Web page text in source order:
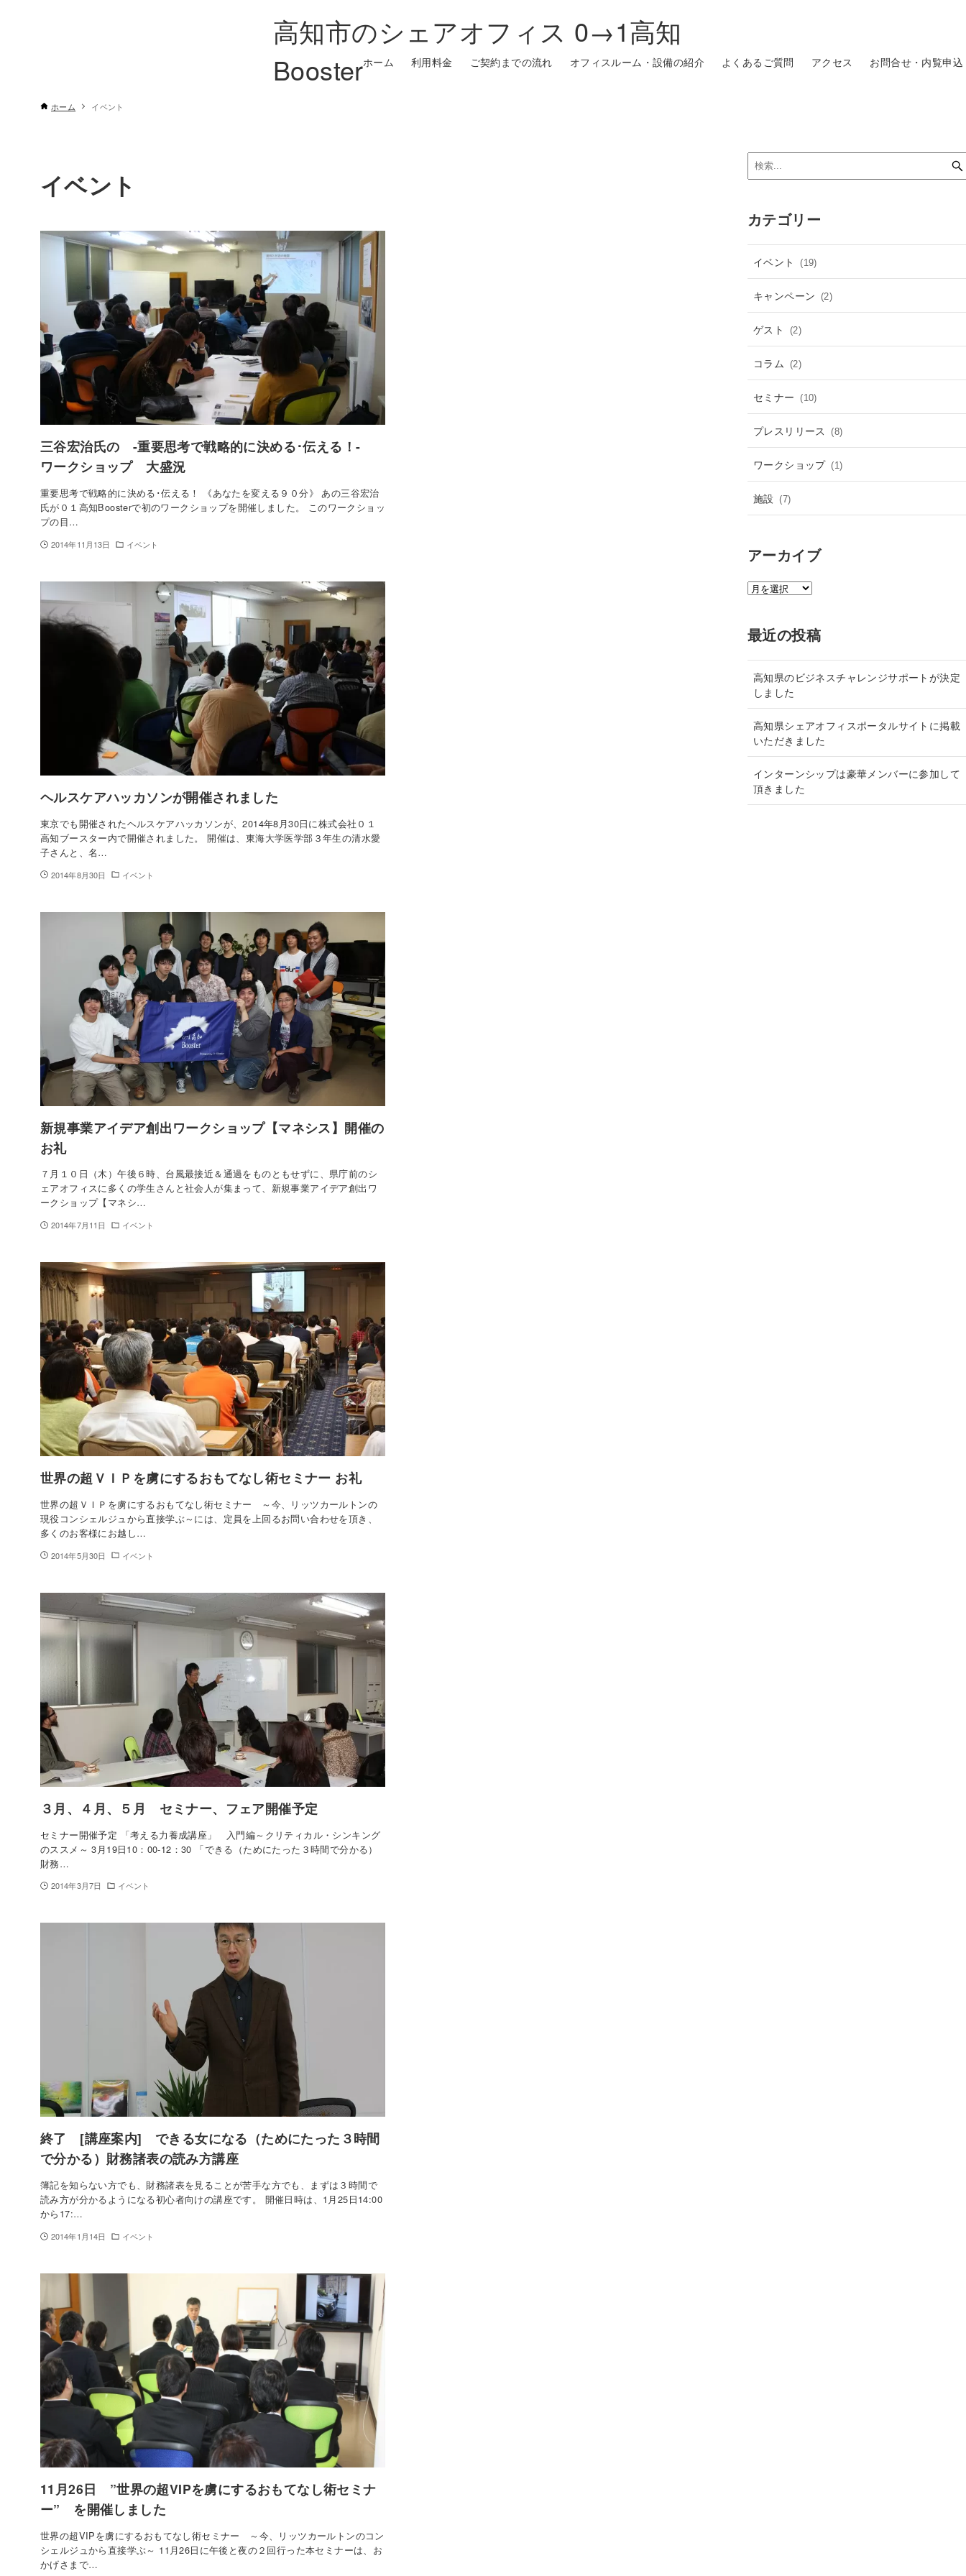
高知市のシェアオフィス 0→1高知
Boosterホーム 利用料金 ご契約までの流れ オフィスルーム・設備の紹介 よくあるご質問 アクセス お問合せ・内覧申込
ホーム イベント
イベント
三谷宏治氏の -重要思考で戦略的に決める･伝える！-
ワークショップ 大盛況
重要思考で戦略的に決める･伝える！ 《あなたを変える９０分》 あの三谷宏治
氏が０１高知Boosterで初のワークショップを開催しました。 このワークショッ
プの目…
2014年11月13日 イベント
ヘルスケアハッカソンが開催されました
東京でも開催されたヘルスケアハッカソンが、2014年8月30日に株式会社０１
高知ブースター内で開催されました。 開催は、東海大学医学部３年生の清水愛
子さんと、名…
2014年8月30日 イベント
新規事業アイデア創出ワークショップ【マネシス】開催の
お礼
７月１０日（木）午後６時、台風最接近＆通過をものともせずに、県庁前のシ
ェアオフィスに多くの学生さんと社会人が集まって、新規事業アイデア創出ワ
ークショップ【マネシ…
2014年7月11日 イベント
世界の超ＶＩＰを虜にするおもてなし術セミナー お礼
世界の超ＶＩＰを虜にするおもてなし術セミナー ～今、リッツカールトンの
現役コンシェルジュから直接学ぶ～には、定員を上回るお問い合わせを頂き、
多くのお客様にお越し…
2014年5月30日 イベント
３月、４月、５月 セミナー、フェア開催予定
セミナー開催予定 「考える力養成講座」 入門編～クリティカル・シンキング
のススメ～ 3月19日10：00-12：30 「できる（ためにたった３時間で分かる）
財務…
2014年3月7日 イベント
終了 [講座案内] できる女になる（ためにたった３時間
で分かる）財務諸表の読み方講座
簿記を知らない方でも、財務諸表を見ることが苦手な方でも、まずは３時間で
読み方が分かるようになる初心者向けの講座です。 開催日時は、1月25日14:00
から17:…
2014年1月14日 イベント
11月26日 ”世界の超VIPを虜にするおもてなし術セミナ
ー” を開催しました
世界の超VIPを虜にするおもてなし術セミナー ～今、リッツカールトンのコン
シェルジュから直接学ぶ～ 11月26日に午後と夜の２回行った本セミナーは、お
かげさまで…
カテゴリー
イベント (19)
キャンペーン (2)
ゲスト (2)
コラム (2)
セミナー (10)
プレスリリース (8)
ワークショップ (1)
施設 (7)
アーカイブ
ア
イ
ブ
最近の投稿
高知県のビジネスチャレンジサポートが決定
しました
高知県シェアオフィスポータルサイトに掲載
いただきました
インターンシップは豪華メンバーに参加して
頂きました